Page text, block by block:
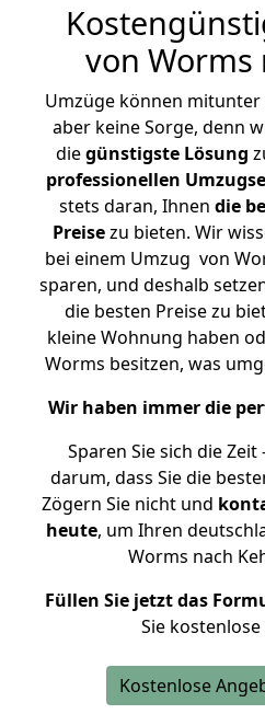
von Worms
Umzüge können
aber keine Sorge, denn
diegünstigste Lösung
professionellen
stets daran, Ihnen die
Preisezu bieten. Wir
bei einem Umzug von
sparen, und deshalb
die besten Preise zu
kleine Wohnung haben
Worms besitzen, was
Wir haben immer die
Sparen Sie sich die
darum, dass Sie die
Zögern Sie nicht und
heute, um Ihren
Worms nach
Füllen Sie jetzt das
Sie
Kostenlose